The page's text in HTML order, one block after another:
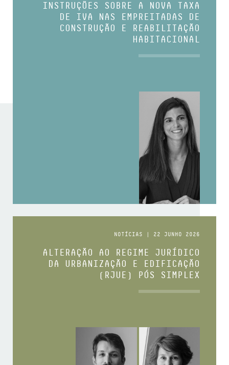
INSTRUÇÕES SOBRE A NOVA TAXA
DE IVA NAS EMPREITADAS DE
CONSTRUÇÃO E REABILITAÇÃO
HABITACIONAL
NOTÍCIAS | 22 JUNHO 2026
ALTERAÇÃO AO REGIME JURÍDICO
DA URBANIZAÇÃO E EDIFICAÇÃO
(RJUE) PÓS SIMPLEX